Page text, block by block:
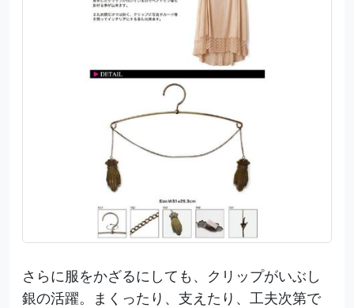
さらに服をかざるにしても、クリップがいぶし
銀の活躍。まくったり、支えたり、工夫次第で